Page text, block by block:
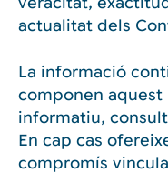
actualitat dels
La informació
componen aquest
informatiu,
En cap cas
compromís